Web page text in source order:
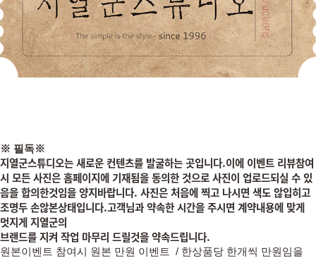
※ 필독※
지열군스튜디오는 새로운 컨텐츠를 발굴하는 곳입니다.이에 이벤트 리뷰참여
시 모든 사진은 홈페이지에 기재됨을 동의한 것으로 사진이 업로드되실 수 있
음을 합의한것임을 양지바랍니다. 사진은 처음에 찍고 나시면 색도 않입히고
조명두 손않본상태입니다.고객님과 약속한 시간을 주시면 계약내용에 맞게
멋지게 지열군의
브랜드를 지켜 작업 마무리 드릴것을 약속드립니다.
원본이벤트 참여시 원본 만원 이벤트 / 한상품당 한개씩 만원임을